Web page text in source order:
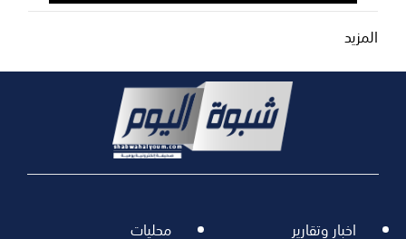
المزيد
اخبار وتقارير محليات